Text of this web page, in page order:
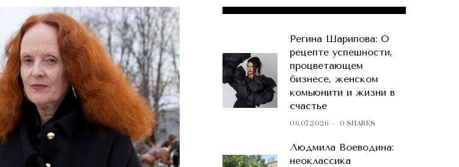
Регина Шарипова: О
рецепте успешности,
процветающем
бизнесе, женском
комьюнити и жизни в
счастье
06.07.2026 0 SHARES
Людмила Воеводина:
неоклассика